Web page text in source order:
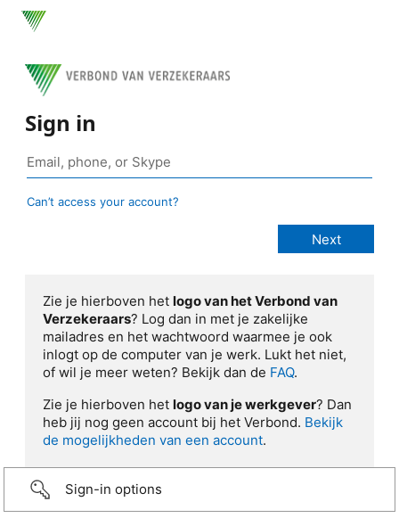
Sign in
Can’t access your account?
Zie je hierboven het logo van het Verbond van
Verzekeraars? Log dan in met je zakelijke
mailadres en het wachtwoord waarmee je ook
inlogt op de computer van je werk. Lukt het niet,
of wil je meer weten? Bekijk dan de FAQ.
Zie je hierboven het logo van je werkgever? Dan
heb jij nog geen account bij het Verbond. Bekijk
de mogelijkheden van een account.
Sign-in options